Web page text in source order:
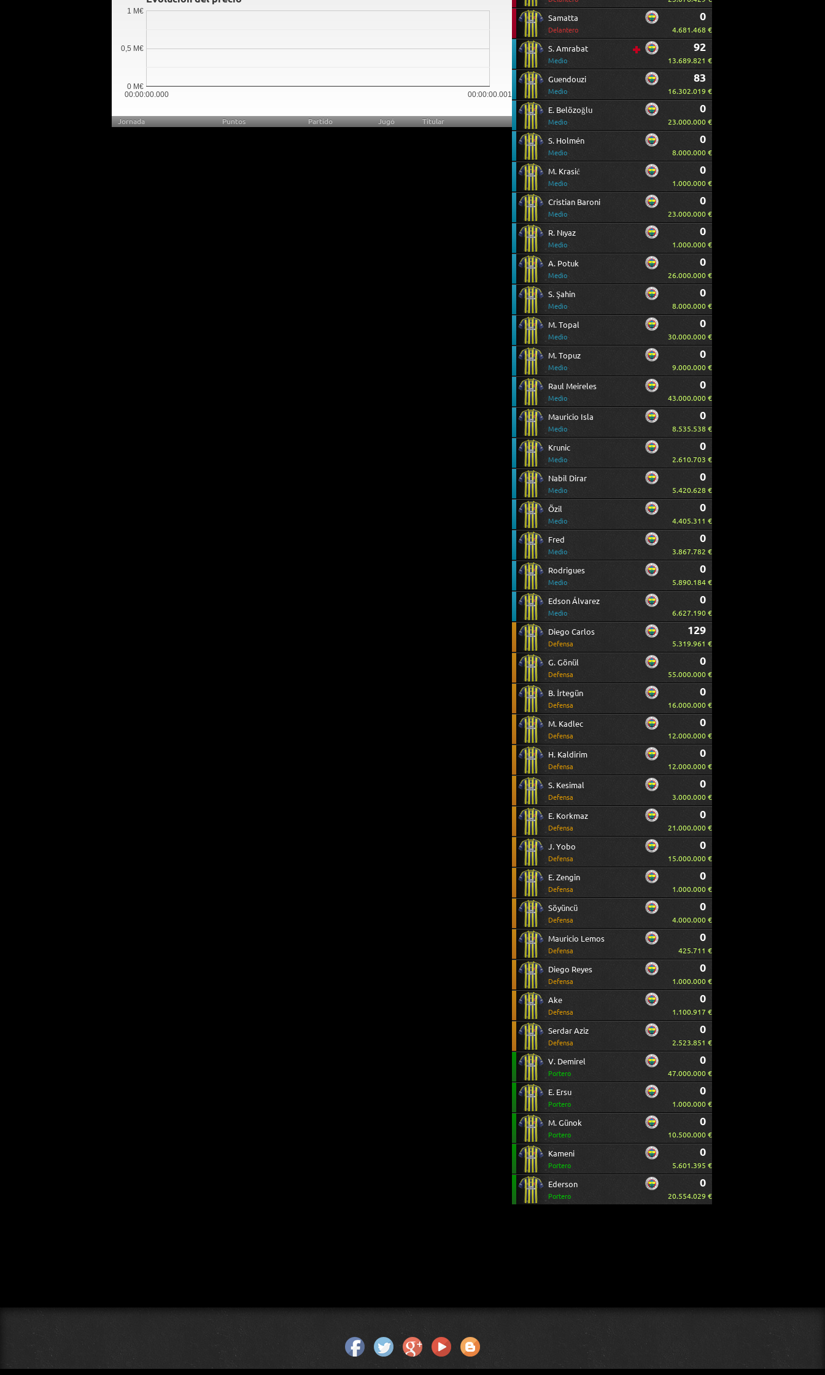
00:00:00.000 00:00:00.001
0 M€
0,5 M€
1 M€
Jornada Puntos Partido Jugó Titular
Samatta
Delantero
0
4.681.468 €
S. Amrabat
Medio
92
13.689.821 €
Guendouzi
Medio
83
16.302.019 €
E. Belözoğlu
Medio
0
23.000.000 €
S. Holmén
Medio
0
8.000.000 €
M. Krasić
Medio
0
1.000.000 €
Cristian Baroni
Medio
0
23.000.000 €
R. Nıyaz
Medio
0
1.000.000 €
A. Potuk
Medio
0
26.000.000 €
S. Şahin
Medio
0
8.000.000 €
M. Topal
Medio
0
30.000.000 €
M. Topuz
Medio
0
9.000.000 €
Raul Meireles
Medio
0
43.000.000 €
Mauricio Isla
Medio
0
8.535.538 €
Krunic
Medio
0
2.610.703 €
Nabil Dirar
Medio
0
5.420.628 €
Özil
Medio
0
4.405.311 €
Fred
Medio
0
3.867.782 €
Rodrigues
Medio
0
5.890.184 €
Edson Álvarez
Medio
0
6.627.190 €
Diego Carlos
Defensa
129
5.319.961 €
G. Gönül
Defensa
0
55.000.000 €
B. İrtegün
Defensa
0
16.000.000 €
M. Kadlec
Defensa
0
12.000.000 €
H. Kaldirim
Defensa
0
12.000.000 €
S. Kesimal
Defensa
0
3.000.000 €
E. Korkmaz
Defensa
0
21.000.000 €
J. Yobo
Defensa
0
15.000.000 €
E. Zengin
Defensa
0
1.000.000 €
Söyüncü
Defensa
0
4.000.000 €
Mauricio Lemos
Defensa
0
425.711 €
Diego Reyes
Defensa
0
1.000.000 €
Ake
Defensa
0
1.100.917 €
Serdar Aziz
Defensa
0
2.523.851 €
V. Demirel
Portero
0
47.000.000 €
E. Ersu
Portero
0
1.000.000 €
M. Günok
Portero
0
10.500.000 €
Kameni
Portero
0
5.601.395 €
Ederson
Portero
0
20.554.029 €